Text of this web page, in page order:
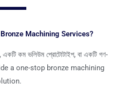
Machining Services?
কম ভলিউম প্রোটোটাইপ, বা একটি গণ-
a one-stop bronze machining
.